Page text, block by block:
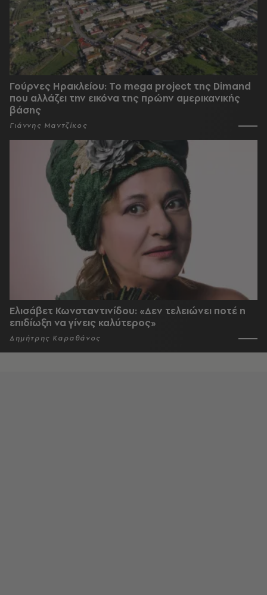
Γούρνες Ηρακλείου: To mega project της Dimand
που αλλάζει την εικόνα της πρώην αμερικανικής
βάσης
Γιάννης Μαντζίκος
Ελισάβετ Κωνσταντινίδου: «Δεν τελειώνει ποτέ η
επιδίωξη να γίνεις καλύτερος»
Δημήτρης Καραθάνος